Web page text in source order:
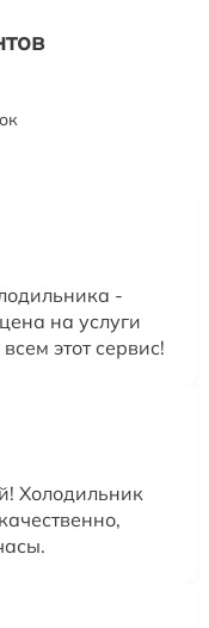
-
на услуги
этот сервис!
Холодильник